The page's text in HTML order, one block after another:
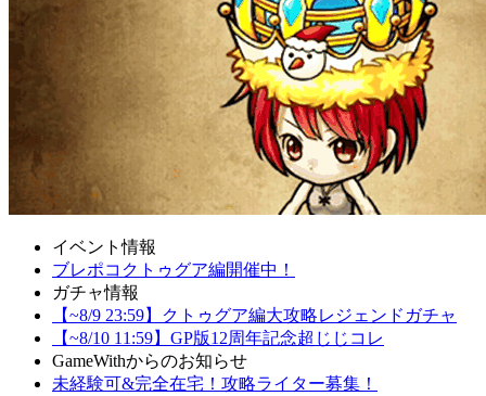
イベント情報
ブレポコクトゥグア編開催中！
ガチャ情報
【~8/9 23:59】クトゥグア編大攻略レジェンドガチャ
【~8/10 11:59】GP版12周年記念超じじコレ
GameWithからのお知らせ
未経験可&完全在宅！攻略ライター募集！